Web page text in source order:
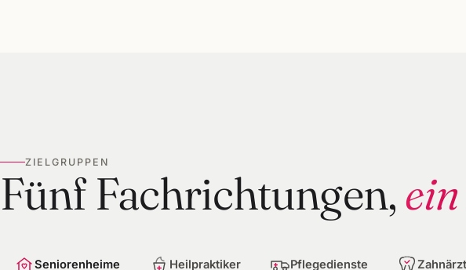
ZIELGRUPPEN
Fünf Fachrichtungen,
Seniorenheime Heilpraktiker Pflegedienste